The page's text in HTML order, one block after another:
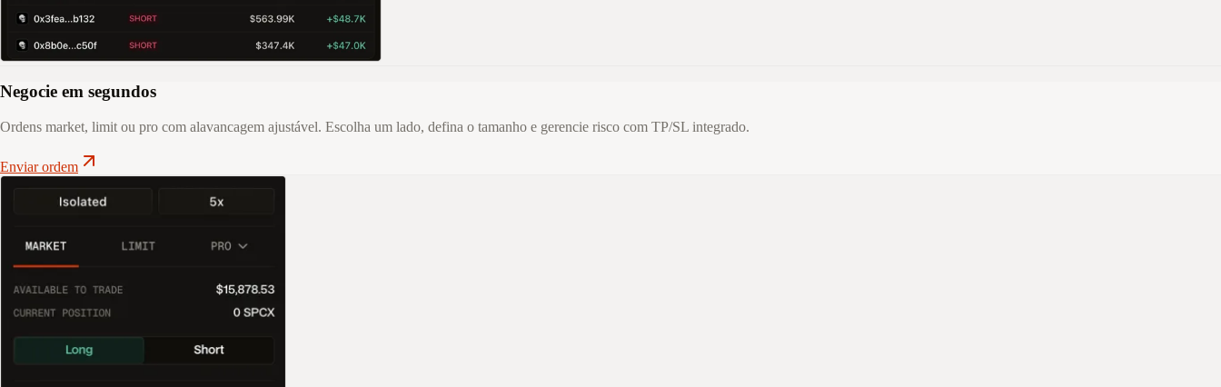
Negocie em segundos
Ordens market, limit ou pro com alavancagem ajustável. Escolha um lado, defina o tamanho e gerencie risco com TP/SL integrado.
Enviar ordem